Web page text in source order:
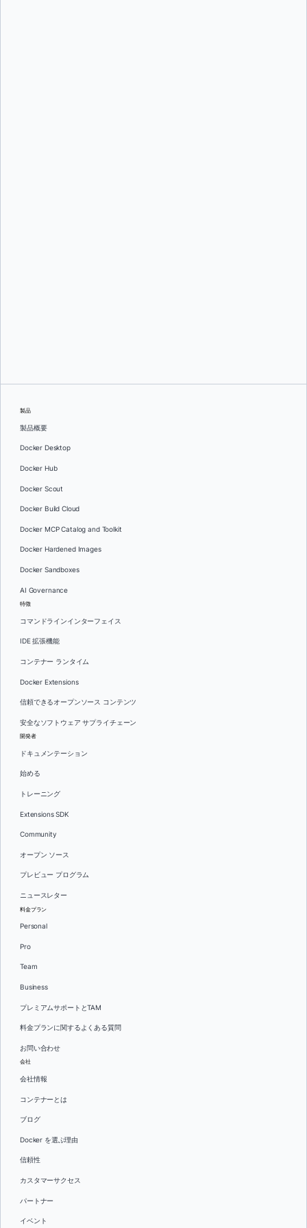
製品
製品概要
Docker Desktop
Docker Hub
Docker Scout
Docker Build Cloud
Docker MCP Catalog and Toolkit
Docker Hardened Images
Docker Sandboxes
AI Governance
特徴
コマンドラインインターフェイス
IDE 拡張機能
コンテナー ランタイム
Docker Extensions
信頼できるオープンソース コンテンツ
安全なソフトウェア サプライチェーン
開発者
ドキュメンテーション
始める
トレーニング
Extensions SDK
Community
オープン ソース
プレビュー プログラム
ニュースレター
料金プラン
Personal
Pro
Team
Business
プレミアムサポートとTAM
料金プランに関するよくある質問
お問い合わせ
会社
会社情報
コンテナーとは
ブログ
Docker を選ぶ理由
信頼性
カスタマーサクセス
パートナー
イベント